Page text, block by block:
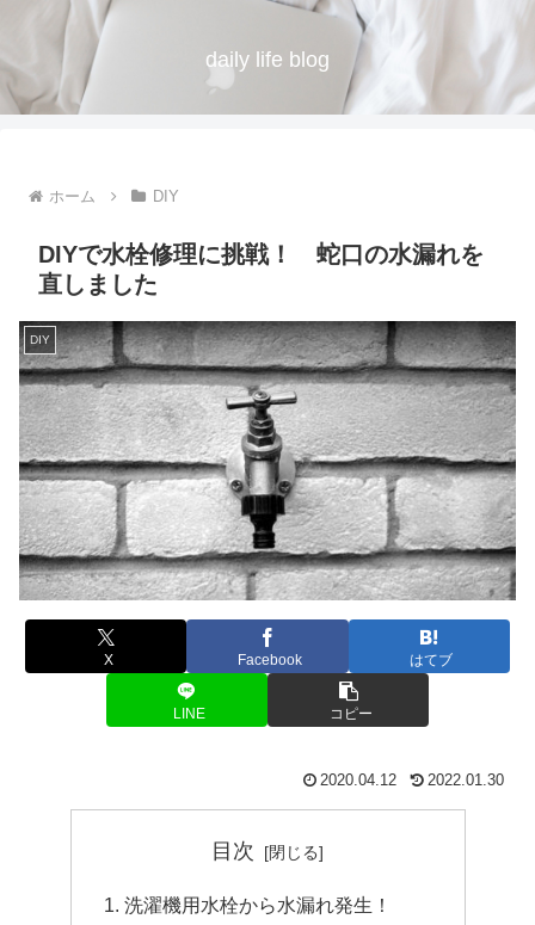
daily life blog
ホーム DIY
DIYで水栓修理に挑戦！ 蛇口の水漏れを
直しました
DIY
X Facebook はてブ
LINE コピー
2020.04.12 2022.01.30
目次
洗濯機用水栓から水漏れ発生！